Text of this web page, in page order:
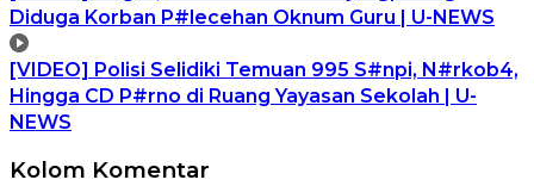
Diduga Korban P#lecehan Oknum Guru | U-NEWS
[VIDEO] Polisi Selidiki Temuan 995 S#npi, N#rkob4,
Hingga CD P#rno di Ruang Yayasan Sekolah | U-
NEWS
Kolom Komentar